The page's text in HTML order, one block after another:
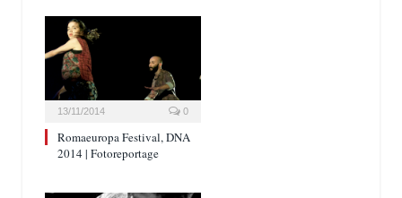
13/11/2014 0
Romaeuropa Festival, DNA
2014 | Fotoreportage